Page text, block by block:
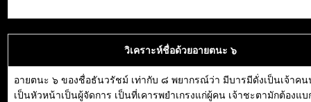
วิเคราะห์ชื่อด้วยอายตนะ ๖
อายตนะ ๖ ของชื่อธันวรัชม์ เท่ากับ ๘ พยากรณ์ว่า มีบารมีดั่งเป็นเจ้าค
เป็นหัวหน้าเป็นผู้จัดการ เป็นที่เคารพยำเกรงแก่ผู้คน เจ้าชะตามักต้องแบ